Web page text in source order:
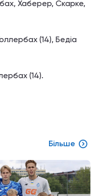
Хаберер, Скарке,
(14), Бедіа
(14).
Більше